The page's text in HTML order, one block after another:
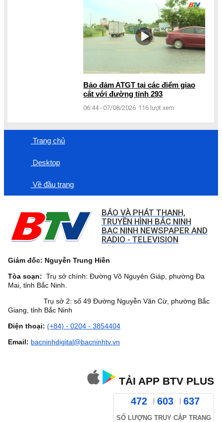
Bảo đảm ATGT tại các điểm giao
cắt với đường tỉnh 293
06:44 - 07/08/2026 116 lượt xem
Trang chủ
Desktop
Về đầu trang
BÁO VÀ PHÁT THANH,
TRUYỀN HÌNH BẮC NINH
BAC NINH NEWSPAPER AND
RADIO - TELEVISION
Giám đốc: Nguyễn Trung Hiền
Tòa soạn: Trụ sở chính: Đường Võ Nguyên Giáp, phường Đa
Mai, tỉnh Bắc Ninh.
Trụ sở 2: số 49 Đường Nguyễn Văn Cừ, phường Bắc
Giang, tỉnh Bắc Ninh
Điện thoại: (+84) - 0204 - 3854404
Email: bacninhdigital@bacninhtv.vn
TẢI APP BTV PLUS
472 603 637
SỐ LƯỢNG TRUY CẬP TRANG